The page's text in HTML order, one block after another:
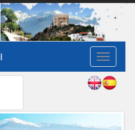
Toggle